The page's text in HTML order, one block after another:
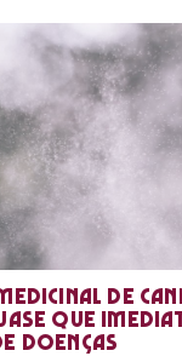
de
que
doenças